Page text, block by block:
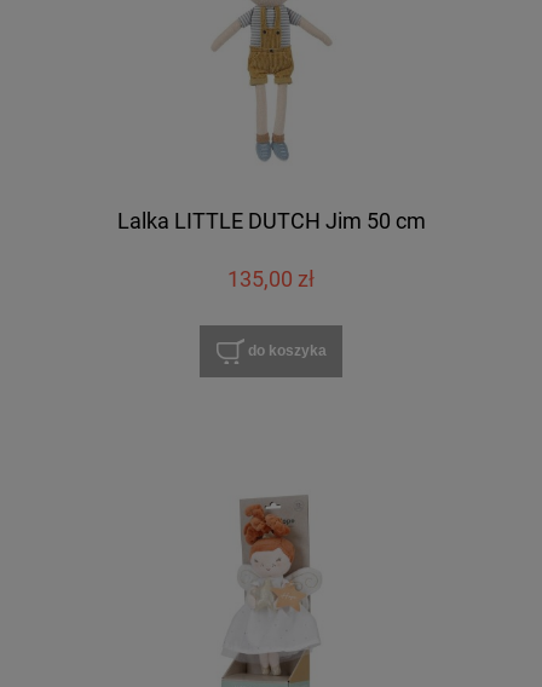
Lalka LITTLE DUTCH Jim 50 cm
135,00 zł
do koszyka